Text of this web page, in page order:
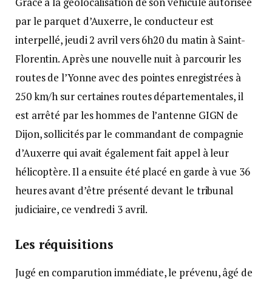
par le parquet d’Auxerre, le conducteur est
interpellé, jeudi 2 avril vers 6h20 du matin à Saint-
Florentin. Après une nouvelle nuit à parcourir les
routes de l’Yonne avec des pointes enregistrées à
250 km/h sur certaines routes départementales, il
est arrêté par les hommes de l’antenne GIGN de
Dijon, sollicités par le commandant de compagnie
d’Auxerre qui avait également fait appel à leur
hélicoptère. Il a ensuite été placé en garde à vue 36
heures avant d’être présenté devant le tribunal
judiciaire, ce vendredi 3 avril.
Les réquisitions
Jugé en comparution immédiate, le prévenu, âgé de